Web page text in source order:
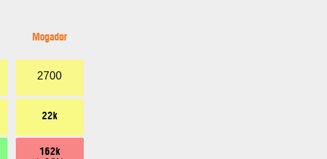
Mogador
2700
22k
162k